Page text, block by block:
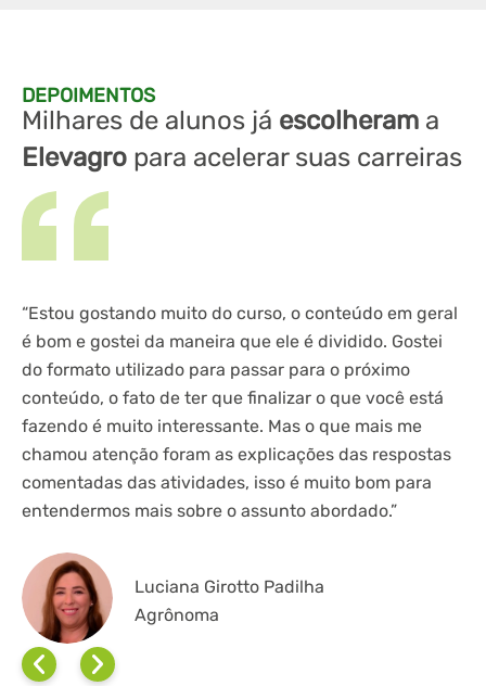
DEPOIMENTOS
Milhares de alunos já escolheram a
Elevagro para acelerar suas carreiras
“Estou gostando muito do curso, o conteúdo em geral
é bom e gostei da maneira que ele é dividido. Gostei
do formato utilizado para passar para o próximo
conteúdo, o fato de ter que finalizar o que você está
fazendo é muito interessante. Mas o que mais me
chamou atenção foram as explicações das respostas
comentadas das atividades, isso é muito bom para
entendermos mais sobre o assunto abordado.”
Luciana Girotto Padilha
Agrônoma